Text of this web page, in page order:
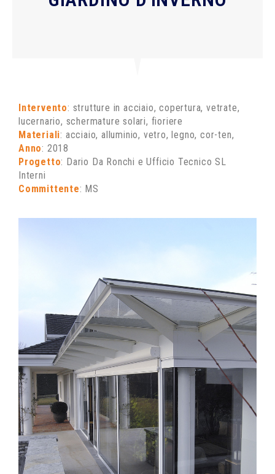
Intervento: strutture in acciaio, copertura, vetrate,
lucernario, schermature solari, fioriere
Materiali: acciaio, alluminio, vetro, legno, cor-ten,
Anno: 2018
Progetto: Dario Da Ronchi e Ufficio Tecnico SL
Interni
Committente: MS